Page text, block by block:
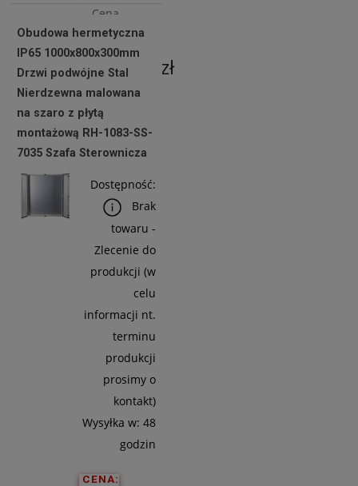
Cena
netto:
4 239,02 zł
Koszyka
Obudowa hermetyczna
IP65 1000x800x300mm
Drzwi podwójne Stal
Nierdzewna malowana
na szaro z płytą
montażową RH-1083-SS-
7035 Szafa Sterownicza
Dostępność:
Brak
towaru -
Zlecenie do
produkcji (w
celu
informacji nt.
terminu
produkcji
prosimy o
kontakt)
Wysyłka w: 48
godzin
CENA: